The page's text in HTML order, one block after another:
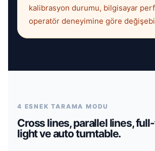
kalibrasyon durumu, bilgisayar
operatör deneyimine göre
4 ESNEK TARAMA MODU
Cross lines, parallel lines,
light ve auto turntable.